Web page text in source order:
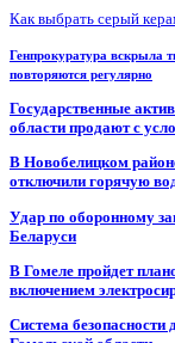
Как выбрать серый
Генпрокуратура вскрыла
повторяются регулярно
Государственные
области продают с
В Новобелицком
отключили горячую
Удар по оборонному
Беларуси
В Гомеле пройдет
включением
Система безопасности